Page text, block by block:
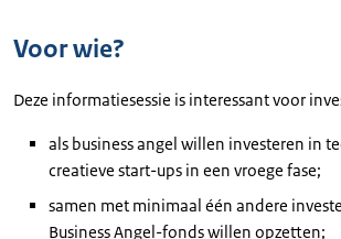
Voor wie?
Deze informatiesessie is interessant voor
als business angel willen investeren in
creatieve start-ups in een vroege fase;
samen met minimaal één andere
Business Angel-fonds willen opzetten;